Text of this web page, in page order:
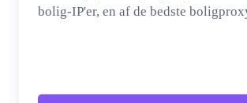
bolig-IP'er, en af de bedste